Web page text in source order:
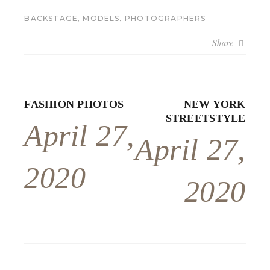
BACKSTAGE, MODELS, PHOTOGRAPHERS
Share
FASHION PHOTOS
April 27,
2020
NEW YORK
STREETSTYLE
April 27,
2020